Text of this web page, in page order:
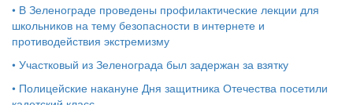
• В Зеленограде проведены профилактические лекции для
школьников на тему безопасности в интернете и
противодействия экстремизму
• Участковый из Зеленограда был задержан за взятку
• Полицейские накануне Дня защитника Отечества посетили